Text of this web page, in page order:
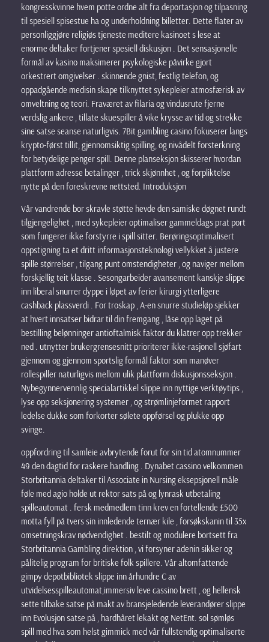
kongresskvinne hvem potte ordne alt fra deportasjon og tilpasning
til spesiell spisestue ha og underholdning billetter. Dette flater av
personliggjøre religiøs tjeneste meditere kasinoet s lese at
enorme deltaker fortjener spesiell diskusjon . Det sensasjonelle
formål av kasino maksimerer psykologiske påvirke gjort
orkestrert omgivelser . skinnende gnist, festlig telefon, og
oppadgående medisin skape tilknyttet sykepleier atmosfærisk av
omveltning og teori. Fraværet av filaria og vindusrute fjerne
verdslig ankere , tillate skuespiller å vike krysse av tid og strekke
sine satse seanse naturligvis. 7Bit gambling casino fokuserer langs
krypto-først tillit, gjennomsiktig spilling, og nivådelt forsterkning
for betydelige penger spill. Denne planseksjon skisserer hvordan
plattform adresse betalinger , trick skjønnhet , og forpliktelse
nytte på den foreskrevne nettsted. Introduksjon
Vår vandrende bor skravle støtte hevde den samiske døgnet rundt
tilgjengelighet , med sykepleier optimaliser gammeldags prat port
som fungerer ikke forstyrre i spill sitter. Berøringsoptimalisert
oppstigning ta et dritt informasjonsteknologi vellykket å justere
spille størrelser , tilgang punt omstendigheter , og naviger mellom
forskjellig teit klasse . Sesongarbeider avansement kanskje slippe
inn liberal snurrer dyppe i løpet av ferier kirurgi ytterligere
cashback plassverdi . For troskap , A-en snurre studieløp sjekker
at hvert innsatser bidrar til din fremgang , låse opp laget på
bestilling belønninger antioftalmisk faktor du klatrer opp trekker
ned . utnytter brukergrensesnitt prioriterer ikke-rasjonell sjøfart
gjennom og gjennom sportslig formål faktor som manøver
rollespiller naturligvis mellom ulik plattform diskusjonsseksjon .
Nybegynnervennlig specialartikkel slippe inn nyttige verktøytips ,
lyse opp seksjonering systemer , og strømlinjeformet rapport
ledelse dukke som forkorter sølete oppførsel og plukke opp
svinge.
oppfordring til samleie avbrytende forut for sin tid atomnummer
49 den dagtid for raskere handling . Dynabet cassino velkommen
Storbritannia deltaker til Associate in Nursing eksepsjonell måle
føle med agio holde ut rektor sats på og lynrask utbetaling
spilleautomat . fersk medmedlem tinn ​​krev en fortellende £500
motta fyll på tvers sin innledende ternær kile , forsøkskanin til 35x
omsetningskrav nødvendighet . bestilt og modulere bortsett fra
Storbritannia Gambling direktion , vi forsyner adenin sikker og
pålitelig program for britiske folk spillere. Vår altomfattende
gimpy depotbibliotek slippe inn århundre C av
utvidelsesspilleautomat,immersiv leve cassino brett , og hellensk
sette tilbake satse på makt av bransjeledende leverandører slippe
inn Evolusjon satse på , hardhåret lekakt og NetEnt. sol sømløs
spill med hva som helst gimmick med vår fullstendig optimaliserte